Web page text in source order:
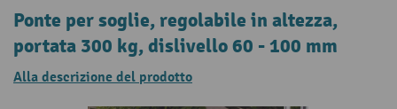
Ponte per soglie, regolabile in altezza,
portata 300 kg, dislivello 60 - 100 mm
Alla descrizione del prodotto